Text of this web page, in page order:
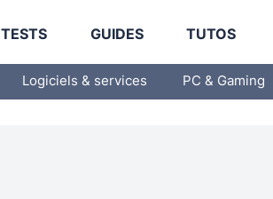
TESTS GUIDES TUTOS
Logiciels & services PC & Gaming